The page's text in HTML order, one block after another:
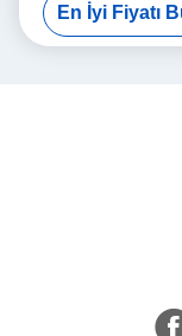
konserveleri
gıdalar için
En İyi Fiyatı